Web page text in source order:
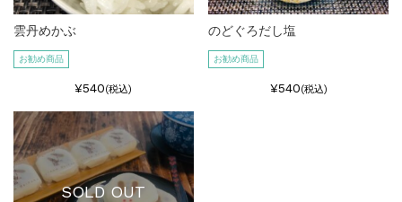
雲丹めかぶ
お勧め商品
¥540(税込)
のどぐろだし塩
お勧め商品
¥540(税込)
SOLD OUT